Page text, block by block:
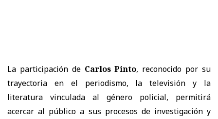
La participación de Carlos Pinto, reconocido por su
trayectoria en el periodismo, la televisión y la
literatura vinculada al género policial, permitirá
acercar al público a sus procesos de investigación y